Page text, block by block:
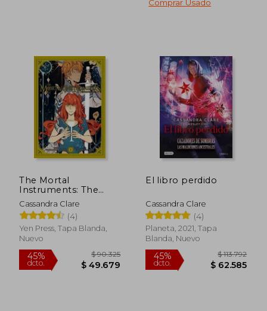
45%
dcto. $ 90.820
45%
dcto. $
Comprar Usado
The Mortal
Instruments: The
Graphic Novel, Vol. 1
(en Inglés)
Cassandra Clare
(4)
Yen Press, Tapa Blanda,
Nuevo
El libro perdido
Cassandra Clare
(4)
Planeta, 2021, Tapa
Blanda, Nuevo